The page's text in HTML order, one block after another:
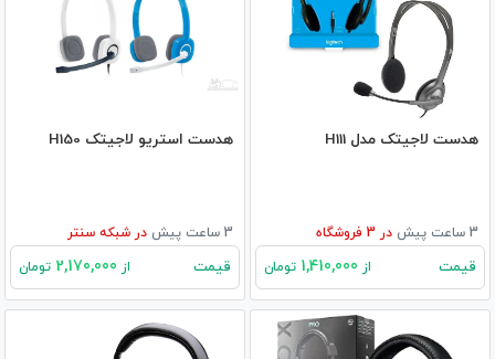
هدست لاجیتک مدل H111
3 ساعت پیش در فروشگاه
قیمت از تومان
هدست استریو لاجیتک H150
3 ساعت پیش در شبکه سنتر
قیمت از تومان